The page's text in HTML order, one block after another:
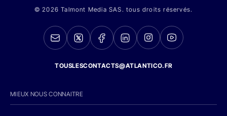
© 2026 Talmont Media SAS. tous droits réservés.
TOUSLESCONTACTS@ATLANTICO.FR
MIEUX NOUS CONNAITRE